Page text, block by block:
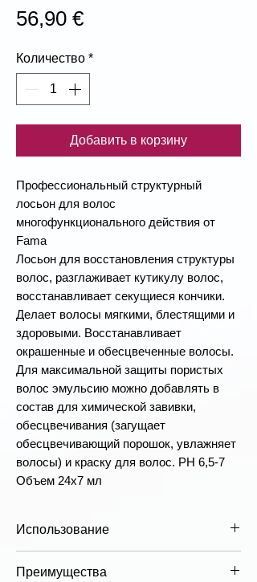
56,90 €Цена
Количество *
Добавить в корзину
Профессиональный структурный
лосьон для волос
многофункционального действия от
Fama
Лосьон для восстановления структуры
волос, разглаживает кутикулу волос,
восстанавливает секущиеся кончики.
Делает волосы мягкими, блестящими и
здоровыми. Восстанавливает
окрашенные и обесцвеченные волосы.
Для максимальной защиты пористых
волос эмульсию можно добавлять в
состав для химической завивки,
обесцвечивания (загущает
обесцвечивающий порошок, увлажняет
волосы) и краску для волос. PH 6,5-7
Объем 24x7 мл
Использование
Преимущества